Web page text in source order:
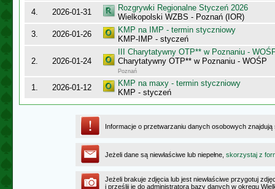
4.
2026-01-31
Rozgrywki Regionalne Styczeń 2026
Wielkopolski WZBS - Poznań (IOR)
3.
2026-01-26
KMP na IMP - termin styczniowy
KMP-IMP - styczeń
2. 2026-01-24
III Charytatywny OTP** w Poznaniu -
Charytatywny OTP** w Poznaniu - WOŚP
Poznań
1. 2026-01-12
KMP na maxy - termin styczniowy
KMP - styczeń
Informacje o przetwarzaniu danych osobowych
Jeżeli dane są niewłaściwe lub niepełne, skorzystaj z
Jeżeli brakuje zdjęcia lub jest niewłaściwe przygotuj
i prześlij je do administratora bazy danych w okręgu